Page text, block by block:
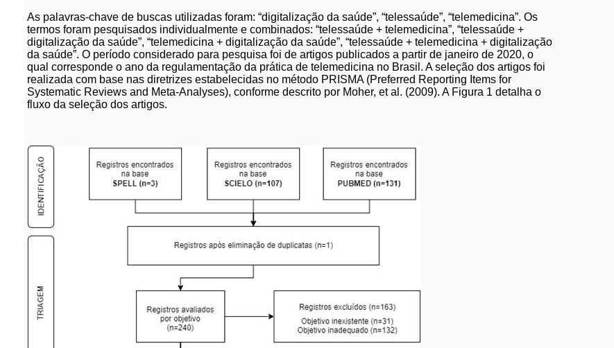
As palavras-chave de buscas utilizadas foram: “digitalização da saúde”, “telessaúde”, “telemedicina”. Os
termos foram pesquisados individualmente e combinados: “telessaúde + telemedicina”, “telessaúde +
digitalização da saúde”, “telemedicina + digitalização da saúde”, “telessaúde + telemedicina + digitalização
da saúde”. O período considerado para pesquisa foi de artigos publicados a partir de janeiro de 2020, o
qual corresponde o ano da regulamentação da prática de telemedicina no Brasil. A seleção dos artigos foi
realizada com base nas diretrizes estabelecidas no método PRISMA (Preferred Reporting Items for
Systematic Reviews and Meta-Analyses), conforme descrito por Moher, et al. (2009). A Figura 1 detalha o
fluxo da seleção dos artigos.